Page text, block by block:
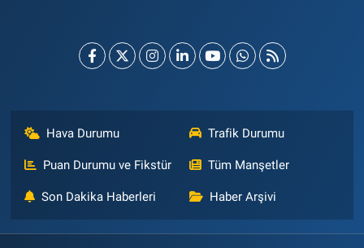
Hava Durumu Trafik Durumu
Puan Durumu ve Fikstür Tüm Manşetler
Son Dakika Haberleri Haber Arşivi